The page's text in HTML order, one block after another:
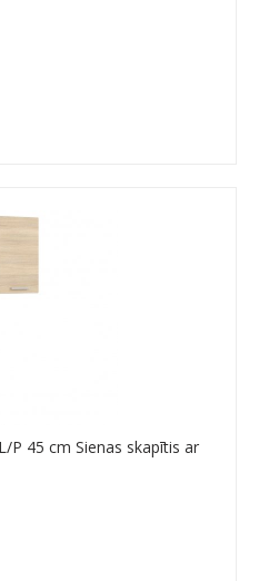
P 45 cm Sienas skapītis ar